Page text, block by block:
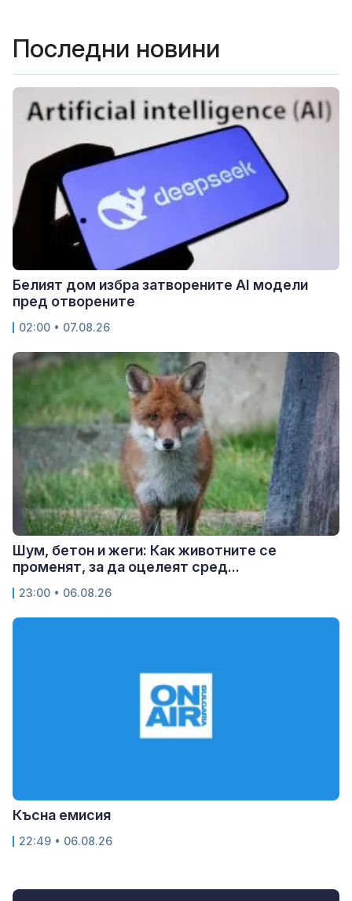
Последни новини
Белият дом избра затворените AI модели
пред отворените
02:00 • 07.08.26
Шум, бетон и жеги: Как животните се
променят, за да оцелеят сред...
23:00 • 06.08.26
Късна емисия
22:49 • 06.08.26